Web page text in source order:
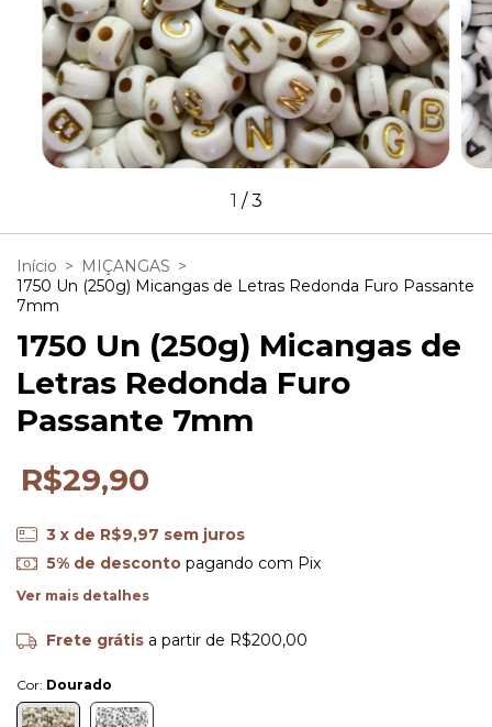
1 /3
Início > MIÇANGAS >
1750 Un (250g) Micangas de Letras Redonda Furo Passante
7mm
1750 Un (250g) Micangas de
Letras Redonda Furo
Passante 7mm
R$29,90
3 x de R$9,97 sem juros
5% de descontopagando com Pix
Ver mais detalhes
Frete grátis a partir de R$200,00
Cor: Dourado